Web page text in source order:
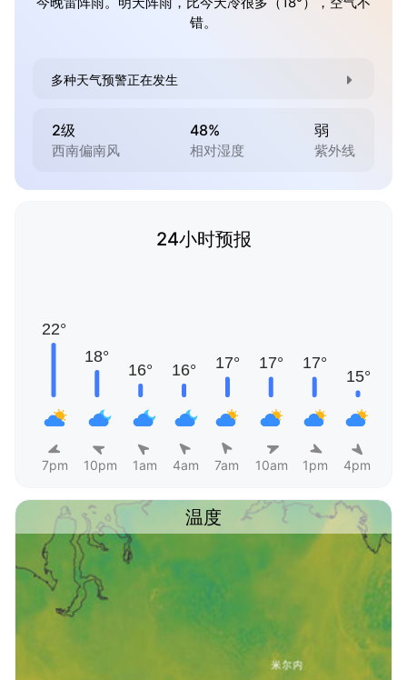
错。
多种天气预警正在发生
2级
西南偏南风
48%
相对湿度
弱
紫外线
24小时预报
7pm 10pm 1am 4am 7am 10am 1pm 4pm
温度